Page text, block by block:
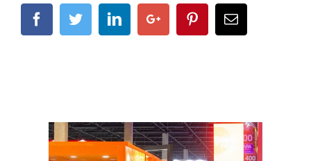
FacebookTwitterLinkedinGoogle+ PinterestEmail